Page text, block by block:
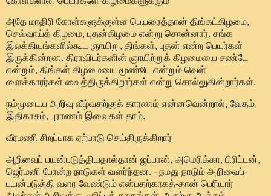
அதே மாதிரி கோள்களுக்குள்ள பெயரைத்தான் திங்கட்கிழமை,
செவ்வாய்க் கிழமை, புதன்கிழமை என்று சொன்னார். சங்க
இலக்கியங்களில்கூட ஞாயிறு, திங்கள், புதன் என்ற பெயர்கள்
இருக்கின்றன. திராவிடர்களின் ஞாயிற்றுக் கிழமையை சண்டே
என்றும், திங்கள் கிழமையை மூண்டே என்றும் வெள்
ளைக்காரர்கள் வைத்திருக்கிறார்கள் என்று சொல்லுகின்றார்கள்.
நம்முடைய அறிவு வீழ்வதற்குக் காரணம் என்னவென்றால், வேதம்,
இதிகாசம், புராணம் இவைகள் தாம்.
வீரமணி சிறப்பாக ஏற்பாடு செய்திருக்கிறார்
அறிவைப் பயன்படுத்தியதால்தான் ஜப்பான், அமெரிக்கா, பிரிட்டன்,
ஜெர்மனி போன்ற நாடுகள் வளர்ந்தன. - நமது நாடும் அறிவைப்-
பயன்படுத்தி வளர வேண்டும் என்பதற்காகத்-தான் பெரியார்